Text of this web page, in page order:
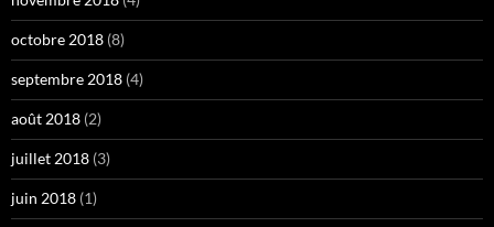
octobre 2018 (8)
septembre 2018 (4)
août 2018 (2)
juillet 2018 (3)
juin 2018 (1)